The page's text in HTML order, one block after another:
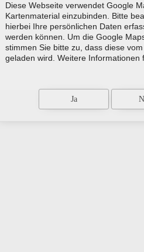
Diese Webseite verwendet Google
Kartenmaterial einzubinden. Bitte
hierbei Ihre persönlichen Daten
werden können. Um die Google
stimmen Sie bitte zu, dass diese
geladen wird. Weitere Informationen